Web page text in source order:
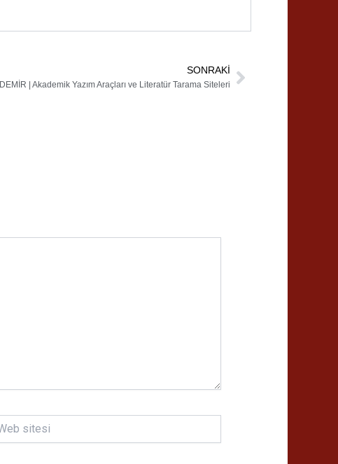
SONRAKI
| Akademik Yazım Araçları ve Literatür Tarama SiteleriNext